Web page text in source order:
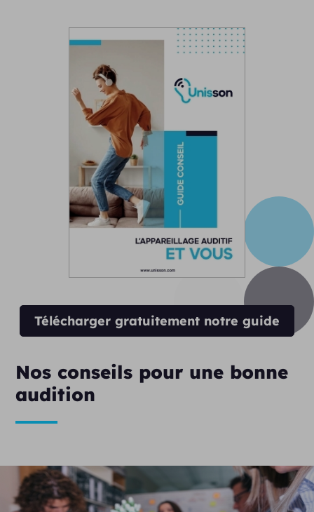
Télécharger gratuitement notre guide
Nos conseils pour une bonne
audition